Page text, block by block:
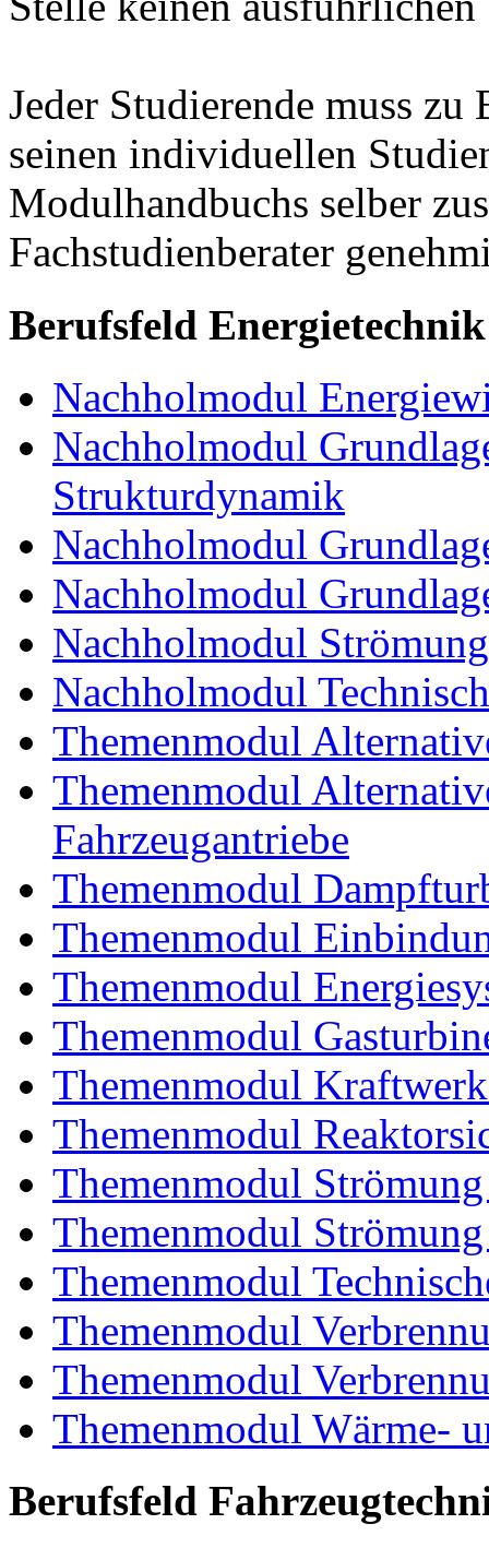
Jeder Studierende muss
seinen individuellen
Modulhandbuchs selber
Fachstudienberater
Berufsfeld Energietechnik
Nachholmodul
Nachholmodul
Strukturdynamik
Nachholmodul
Nachholmodul
Nachholmodul
Nachholmodul
Themenmodul
Themenmodul
Fahrzeugantriebe
Themenmodul
Themenmodul
Themenmodul
Themenmodul
Themenmodul
Themenmodul
Themenmodul
Themenmodul
Themenmodul
Themenmodul
Themenmodul
Themenmodul Wärme-
Berufsfeld